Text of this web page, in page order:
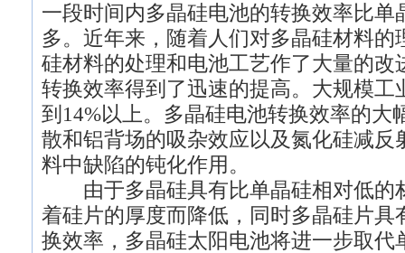
一段时间内多晶硅电池的转换效率比单
多。近年来，随着人们对多晶硅材料
硅材料的处理和电池工艺作了大量的改
转换效率得到了迅速的提高。大规模工
到14%以上。多晶硅电池转换效率的大
散和铝背场的吸杂效应以及氮化硅减反
料中缺陷的钝化作用。
由于多晶硅具有比单晶硅相对低的
着硅片的厚度而降低，同时多晶硅片具
换效率，多晶硅太阳电池将进一步取代